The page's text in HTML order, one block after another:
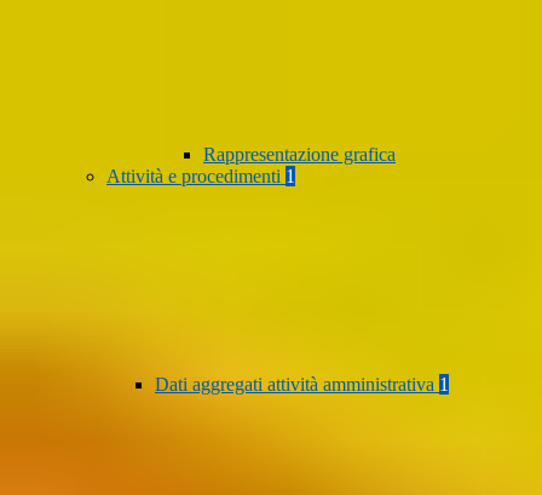
Rappresentazione grafica
Attività e procedimenti 1
Dati aggregati attività amministrativa 1